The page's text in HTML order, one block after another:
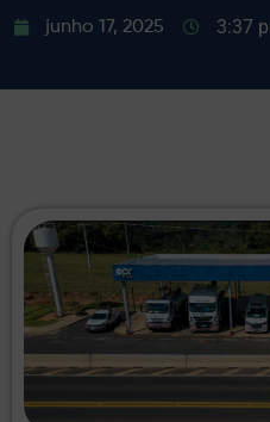
junho 17, 2025 3:37